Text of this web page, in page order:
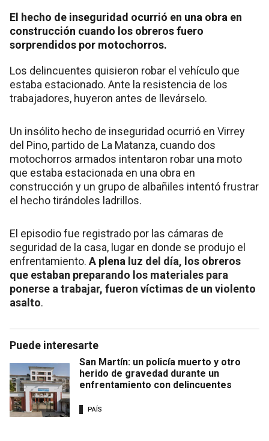
El hecho de inseguridad ocurrió en una obra en
construcción cuando los obreros fuero
sorprendidos por motochorros.
Los delincuentes quisieron robar el vehículo que
estaba estacionado. Ante la resistencia de los
trabajadores, huyeron antes de llevárselo.
Un insólito hecho de inseguridad ocurrió en Virrey
del Pino, partido de La Matanza, cuando dos
motochorros armados intentaron robar una moto
que estaba estacionada en una obra en
construcción y un grupo de albañiles intentó frustrar
el hecho tirándoles ladrillos.
El episodio fue registrado por las cámaras de
seguridad de la casa, lugar en donde se produjo el
enfrentamiento. A plena luz del día, los obreros
que estaban preparando los materiales para
ponerse a trabajar, fueron víctimas de un violento
asalto.
Puede interesarte
San Martín: un policía muerto y otro
herido de gravedad durante un
enfrentamiento con delincuentes
PAÍS